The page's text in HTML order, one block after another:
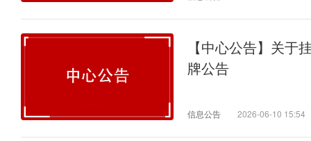
【中心公告】关于
牌公告
信息公告 2026-06-10 15:54